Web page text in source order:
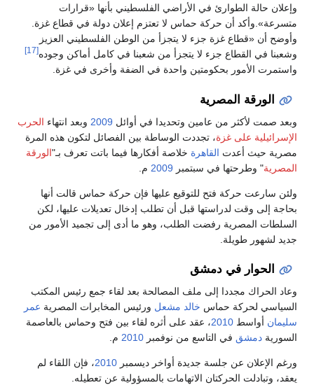
وإعلان حالة الطوارئ في الأراضي الفلسطيني بأنها «قرارات
متسرعة».وأكد أن حركة حماس لا تعتزم إعلان دولة في قطاع غزة.
وأوضح أن «قطاع غزة جزء لا يتجزأ من الوطن الفلسطيني العزيز
وشعبنا في القطاع جزء لا يتجزأ من شعبنا في كامل أماكن وجوده[17]
واستمرت الأمور بحكومتين واحدة في الضفة وأخرى في غزة.
الورقة المصرية
وبعد صمت لأكثر من عامين وتحديدا في أوائل 2009 وبعد انتهاء الحرب
الإسرائيلية على غزة، تجددت الوساطة بين الفصائل لتكون هذه المرة
مصرية حيث أعدت القاهرة خلاصة أفكارها فيما باتت تعرف بـ"الورقة
المصرية" وطرحتها في سبتمبر 2009 م.
ولئن سارعت حركة فتح للتوقيع عليها فإن حركة حماس قالت أنها
بحاجة إلى وقت لدراستها قبل أن تطلب إدخال تعديلات عليها، لكن
السلطات المصرية رفضت الطلب، وهو ما أدى إلى تجميد الأمور من
جديد لشهور طويلة.
الحوار في دمشق
وعاد الحراك مجددا إلى ملف المصالحة بعد لقاء جمع رئيس المكتب
السياسي لحركة حماس خالد مشعل ورئيس المخابرات المصرية عمر
سليمان أواسط 2010، عقد على أثره لقاء بين فتح وحماس بالعاصمة
السورية دمشق في التاسع من نوفمبر 2010 م.
ورغم الإعلان عن جلسة جديدة أواخر ديسمبر 2010، فإن اللقاء لم
يعقد، وتبادلت الحركتان الاتهامات بالمسؤولية عن تعطيله.